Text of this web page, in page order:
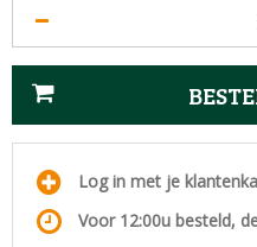
Log in met je
Voor 12:00u besteld,